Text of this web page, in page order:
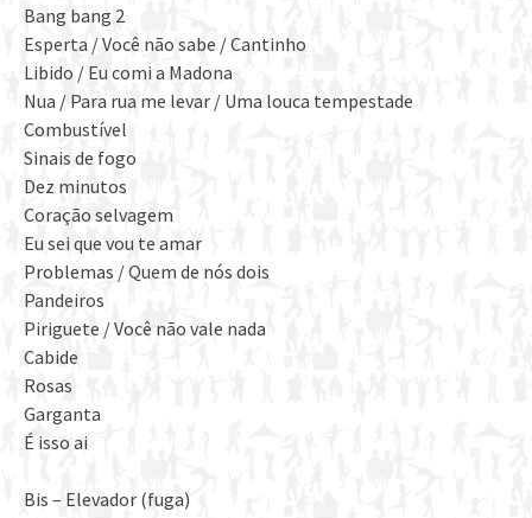
Bang bang 2
Esperta / Você não sabe / Cantinho
Libido / Eu comi a Madona
Nua / Para rua me levar / Uma louca tempestade
Combustível
Sinais de fogo
Dez minutos
Coração selvagem
Eu sei que vou te amar
Problemas / Quem de nós dois
Pandeiros
Piriguete / Você não vale nada
Cabide
Rosas
Garganta
É isso ai
Bis – Elevador (fuga)